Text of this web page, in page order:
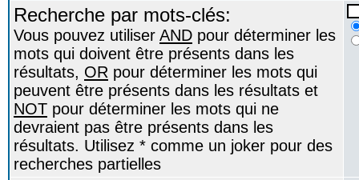
Recherche par mots-clés:
Vous pouvez utiliser AND pour déterminer les
mots qui doivent être présents dans les
résultats, OR pour déterminer les mots qui
peuvent être présents dans les résultats et
NOT pour déterminer les mots qui ne
devraient pas être présents dans les
résultats. Utilisez * comme un joker pour des
recherches partielles